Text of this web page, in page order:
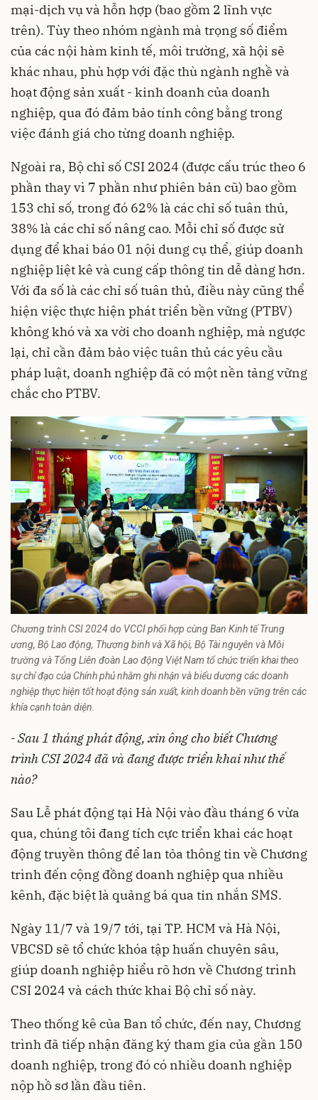
mại-dịch vụ và hỗn hợp (bao gồm 2 lĩnh vực
trên). Tùy theo nhóm ngành mà trọng số điểm
của các nội hàm kinh tế, môi trường, xã hội sẽ
khác nhau, phù hợp với đặc thù ngành nghề và
hoạt động sản xuất - kinh doanh của doanh
nghiệp, qua đó đảm bảo tính công bằng trong
việc đánh giá cho từng doanh nghiệp.
Ngoài ra, Bộ chỉ số CSI 2024 (được cấu trúc theo 6
phần thay vì 7 phần như phiên bản cũ) bao gồm
153 chỉ số, trong đó 62% là các chỉ số tuân thủ,
38% là các chỉ số nâng cao. Mỗi chỉ số được sử
dụng để khai báo 01 nội dung cụ thể, giúp doanh
nghiệp liệt kê và cung cấp thông tin dễ dàng hơn.
Với đa số là các chỉ số tuân thủ, điều này cũng thể
hiện việc thực hiện phát triển bền vững (PTBV)
không khó và xa vời cho doanh nghiệp, mà ngược
lại, chỉ cần đảm bảo việc tuân thủ các yêu cầu
pháp luật, doanh nghiệp đã có một nền tảng vững
chắc cho PTBV.
Chương trình CSI 2024 do VCCI phối hợp cùng Ban Kinh tế Trung
ương, Bộ Lao động, Thương binh và Xã hội, Bộ Tài nguyên và Môi
trường và Tổng Liên đoàn Lao động Việt Nam tổ chức triển khai theo
sự chỉ đạo của Chính phủ nhằm ghi nhận và biểu dương các doanh
nghiệp thực hiện tốt hoạt động sản xuất, kinh doanh bền vững trên các
khía cạnh toàn diện.
- Sau 1 tháng phát động, xin ông cho biết Chương
trình CSI 2024 đã và đang được triển khai như thế
nào?
Sau Lễ phát động tại Hà Nội vào đầu tháng 6 vừa
qua, chúng tôi đang tích cực triển khai các hoạt
động truyền thông để lan tỏa thông tin về Chương
trình đến cộng đồng doanh nghiệp qua nhiều
kênh, đặc biệt là quảng bá qua tin nhắn SMS.
Ngày 11/7 và 19/7 tới, tại TP. HCM và Hà Nội,
VBCSD sẽ tổ chức khóa tập huấn chuyên sâu,
giúp doanh nghiệp hiểu rõ hơn về Chương trình
CSI 2024 và cách thức khai Bộ chỉ số này.
Theo thống kê của Ban tổ chức, đến nay, Chương
trình đã tiếp nhận đăng ký tham gia của gần 150
doanh nghiệp, trong đó có nhiều doanh nghiệp
nộp hồ sơ lần đầu tiên.